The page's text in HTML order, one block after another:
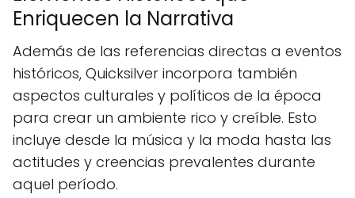
Enriquecen la Narrativa
Además de las referencias directas a eventos
históricos, Quicksilver incorpora también
aspectos culturales y políticos de la época
para crear un ambiente rico y creíble. Esto
incluye desde la música y la moda hasta las
actitudes y creencias prevalentes durante
aquel período.